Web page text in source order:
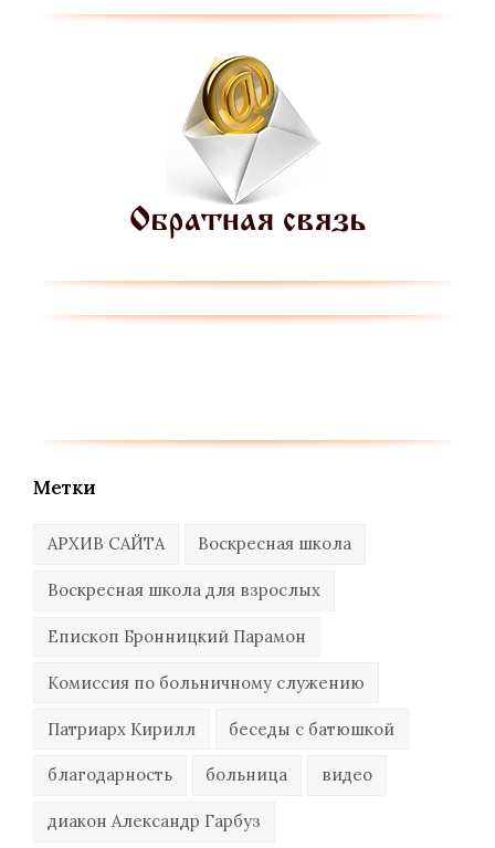
Метки
АРХИВ САЙТА Воскресная школа
Воскресная школа для взрослых
Епископ Бронницкий Парамон
Комиссия по больничному служению
Патриарх Кирилл беседы с батюшкой
благодарность больница видео
диакон Александр Гарбуз